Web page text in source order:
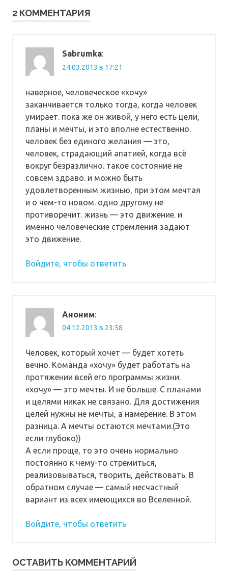
2 КОММЕНТАРИЯ
Sabrumka:
24.03.2013 в 17:21
наверное, человеческое «хочу»
заканчивается только тогда, когда человек
умирает. пока же он живой, у него есть цели,
планы и мечты, и это вполне естественно.
человек без единого желания — это,
человек, страдающий апатией, когда всё
вокруг безразлично. такое состояние не
совсем здраво. и можно быть
удовлетворенным жизнью, при этом мечтая
и о чем-то новом. одно другому не
противоречит. жизнь — это движение. и
именно человеческие стремления задают
это движение.
Войдите, чтобы ответить
Аноним:
04.12.2013 в 23:58
Человек, который хочет — будет хотеть
вечно. Команда «хочу» будет работать на
протяжении всей его программы жизни.
«хочу» — это мечты. И не больше. С планами
и целями никак не связано. Для достижения
целей нужны не мечты, а намерение. В этом
разница. А мечты остаются мечтами.(Это
если глубоко))
А если проще, то это очень нормально
постоянно к чему-то стремиться,
реализовываться, творить, действовать. В
обратном случае — самый несчастный
вариант из всех имеющихся во Вселенной.
Войдите, чтобы ответить
ОСТАВИТЬ КОММЕНТАРИЙ